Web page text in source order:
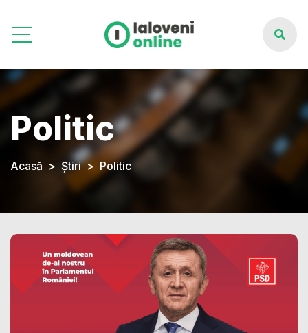
Politic
Acasă Știri Politic